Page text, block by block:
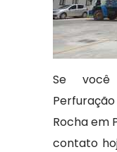
Se
Rocha em
contato